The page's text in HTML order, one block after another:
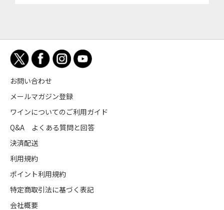
お問い合わせ
メールマガジン登録
ワインについてのご利用ガイド
Q&A よくある質問と回答
決済配送
利用規約
ポイント利用規約
特定商取引法に基づく表記
会社概要